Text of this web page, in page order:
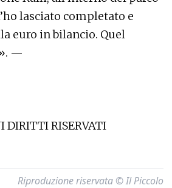
lasciato completato e
euro in bilancio. Quel
—
DIRITTI RISERVATI
Riproduzione riservata © Il Piccolo